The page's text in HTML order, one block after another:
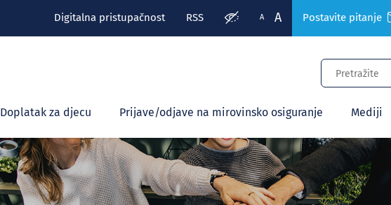
Digitalna pristupačnost RSS A A Postavite pitanje
Doplatak za djecu Prijave/odjave na mirovinsko osiguranje Mediji